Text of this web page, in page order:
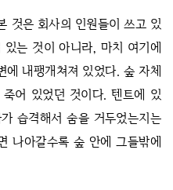
것은 회사의 인원들이 쓰고 있
는 것이 아니라, 마치 여기에
에 내팽개쳐져 있었다. 숲 자체
어 있었던 것이다. 텐트에 있
습격해서 숨을 거두었는지는
나아갈수록 숲 안에 그들밖에